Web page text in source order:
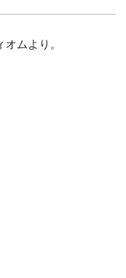
ムより。